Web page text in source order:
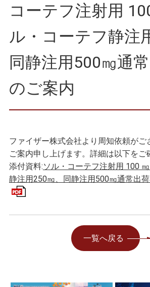
コーテフ注射用
ル・コーテフ静注
同静注用500㎎通
のご案内
ファイザー株式会社より周知依頼がご
ご案内申し上げます。詳細は以下をご
添付資料:ソル・コーテフ注射用 100
静注用250㎎、同静注用500㎎通常出
一覧へ戻る